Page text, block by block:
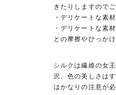
きたりしますので
・デリケートな素
・デリケートな素
との摩擦やひっか
シルクは繊維の女
沢、色の美しさは
はかなりの注意が必